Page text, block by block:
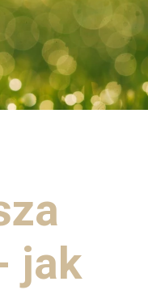
jak